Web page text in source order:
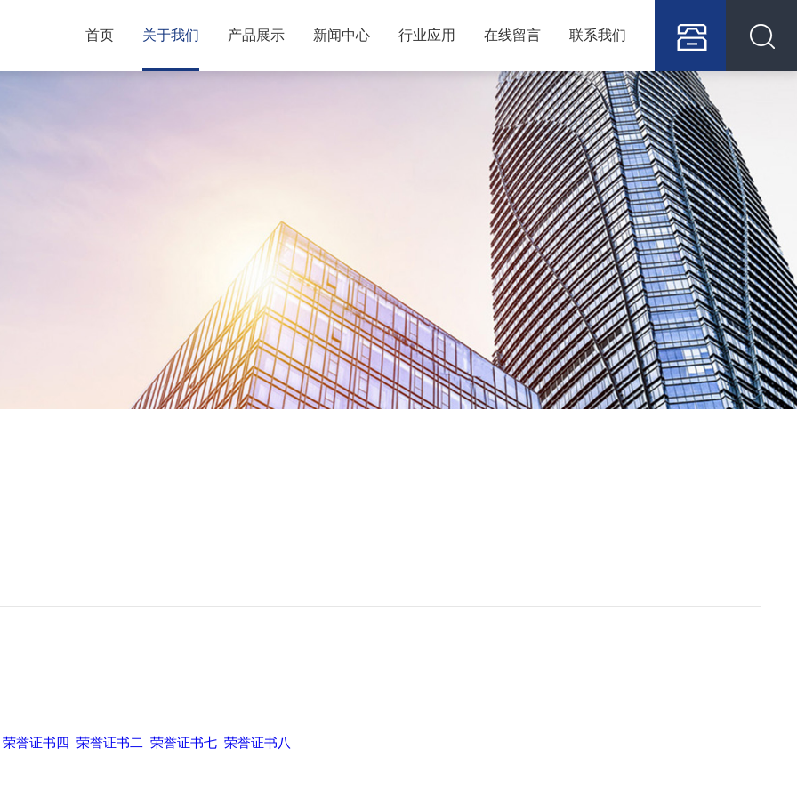
400
128
6709
首页 关于我们 产品展示 新闻中心 行业应用 在线留言 联系我们
荣誉证书四 荣誉证书二 荣誉证书七 荣誉证书八